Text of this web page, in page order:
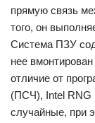
прямую связь
того, он
Сис­тема ПЗУ
нее
отличие от
(ПСЧ), Intel RNG
случайные, при